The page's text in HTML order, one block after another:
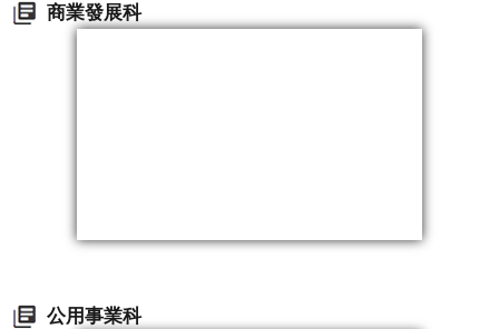
商業發展科
公用事業科